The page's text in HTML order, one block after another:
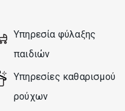
Υπηρεσία φύλαξης
παιδιών
Υπηρεσίες καθαρισμού
ρούχων